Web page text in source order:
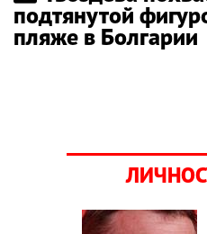
подтянутой
пляже в Болгарии